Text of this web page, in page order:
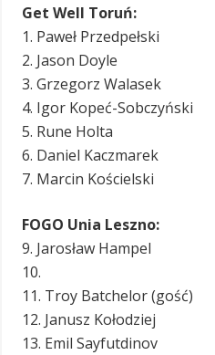
Get Well Toruń:
1. Paweł Przedpełski
2. Jason Doyle
3. Grzegorz Walasek
4. Igor Kopeć-Sobczyński
5. Rune Holta
6. Daniel Kaczmarek
7. Marcin Kościelski
FOGO Unia Leszno:
9. Jarosław Hampel
10.
11. Troy Batchelor (gość)
12. Janusz Kołodziej
13. Emil Sayfutdinov